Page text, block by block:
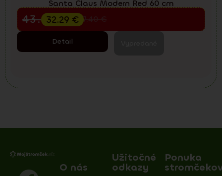
Santa Claus Modern Red 60 cm
Predvianočný výpredaj
57.40
43.05€
32.29 €
Detail
O nás
Užitočné
odkazy
Ponuka